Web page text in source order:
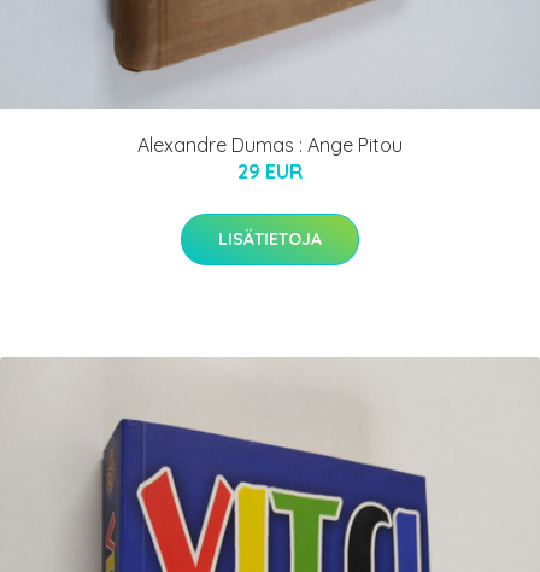
Alexandre Dumas : Ange Pitou
29 EUR
LISÄTIETOJA